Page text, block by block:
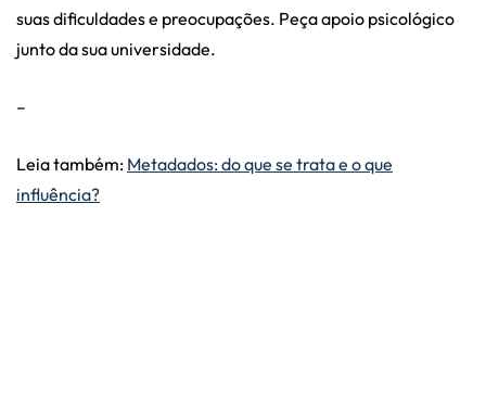
suas dificuldades e preocupações. Peça apoio psicológico
junto da sua universidade.
–
Leia também: Metadados: do que se trata e o que
influência?